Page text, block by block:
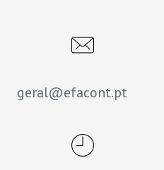
geral@efacont.pt